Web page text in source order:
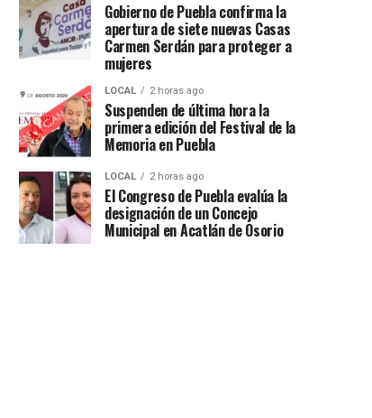
Gobierno de Puebla confirma la
apertura de siete nuevas Casas
Carmen Serdán para proteger a
mujeres
LOCAL 2 horas ago
Suspenden de última hora la
primera edición del Festival de la
Memoria en Puebla
LOCAL 2 horas ago
El Congreso de Puebla evalúa la
designación de un Concejo
Municipal en Acatlán de Osorio